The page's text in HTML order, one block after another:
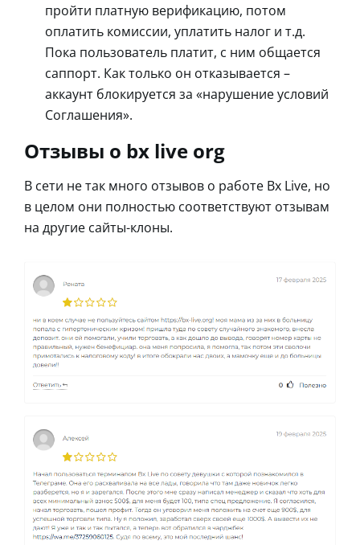
пройти платную верификацию, потом
оплатить комиссии, уплатить налог и т.д.
Пока пользователь платит, с ним общается
саппорт. Как только он отказывается –
аккаунт блокируется за «нарушение условий
Соглашения».
Отзывы о bx live org
В сети не так много отзывов о работе Bx Live, но
в целом они полностью соответствуют отзывам
на другие сайты-клоны.